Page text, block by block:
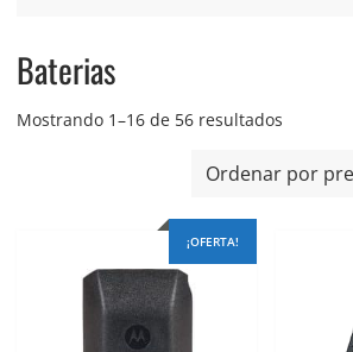
Baterias
Mostrando 1–16 de 56 resultadosOrdenado
precio:
¡OFERTA!